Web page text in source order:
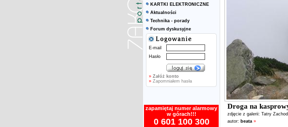
KARTKI ELEKTRONICZNE
Aktualności
Technika - porady
Forum dyskusyjne
E-mail
Hasło
» Załóż konto
» Zapomniałem hasła
zapamiętaj numer alarmowy
w górach!!!
0 601 100 300
Droga na
zdjęcie z galerii: Tatry
autor: beata »